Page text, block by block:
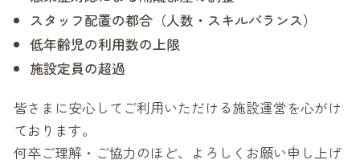
スタッフ配置の都合（人数・スキルバランス）
低年齢児の利用数の上限
施設定員の超過
皆さまに安心してご利用いただける施設運営を心がけ
ております。
何卒ご理解・ご協力のほど、よろしくお願い申し上げ